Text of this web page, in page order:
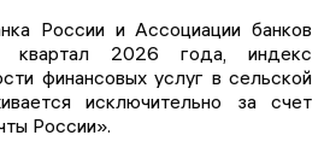
России и Ассоциации банков
квартал 2026 года, индекс
финансовых услуг в сельской
исключительно за счет
России».